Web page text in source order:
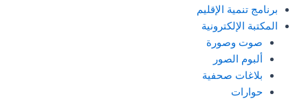
برنامج تنمية الإقليم
المكتبة الإلكترونية
صوت وصورة
ألبوم الصور
بلاغات صحفية
حوارات